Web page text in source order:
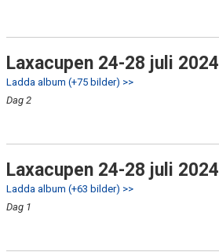
Laxacupen 24-28 juli 2024
Ladda album (+75 bilder) >>
Dag 2
Laxacupen 24-28 juli 2024
Ladda album (+63 bilder) >>
Dag 1